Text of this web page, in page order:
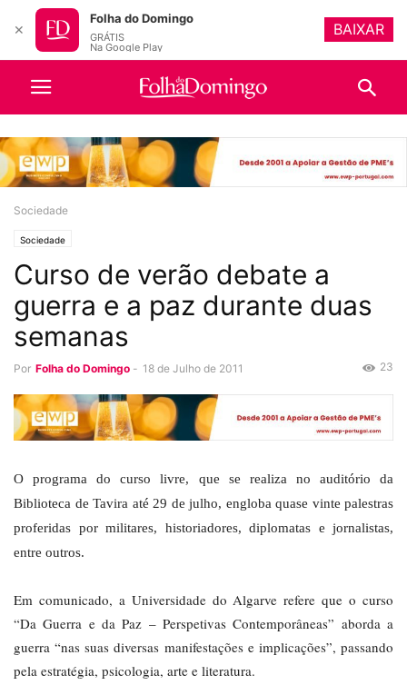
Sociedade
Sociedade
Curso de verão debate a
guerra e a paz durante duas
semanas
Por Folha do Domingo - 18 de Julho de 2011 23
O programa do curso livre, que se realiza no auditório da
Biblioteca de Tavira até 29 de julho, engloba quase vinte palestras
proferidas por militares, historiadores, diplomatas e jornalistas,
entre outros.
Em comunicado, a Universidade do Algarve refere que o curso
“Da Guerra e da Paz – Perspetivas Contemporâneas” aborda a
guerra “nas suas diversas manifestações e implicações”, passando
pela estratégia, psicologia, arte e literatura.
✕
Folha do Domingo
GRÁTIS
Na Google Play
BAIXAR